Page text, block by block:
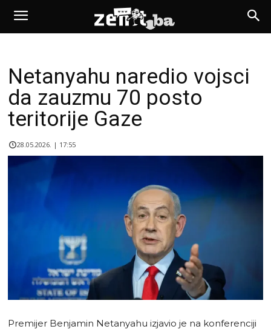
Netanyahu naredio vojsci
da zauzmu 70 posto
teritorije Gaze
28.05.2026. | 17:55
Premijer Benjamin Netanyahu izjavio je na konferenciji